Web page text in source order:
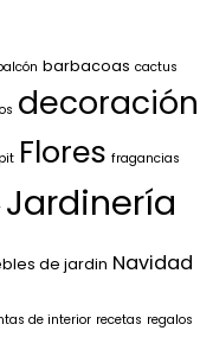
barbacoas cactus
decoración
Flores fragancias
Jardinería
de jardin Navidad
de interior recetas regalos